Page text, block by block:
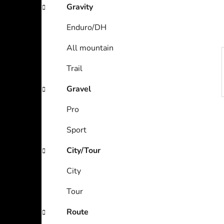
Gravity
Enduro/DH
All mountain
Trail
Gravel
Pro
Sport
City/Tour
City
Tour
Route